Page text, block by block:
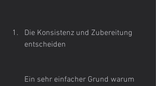
Die Konsistenz und Zubereitung
entscheiden
Ein sehr einfacher Grund warum